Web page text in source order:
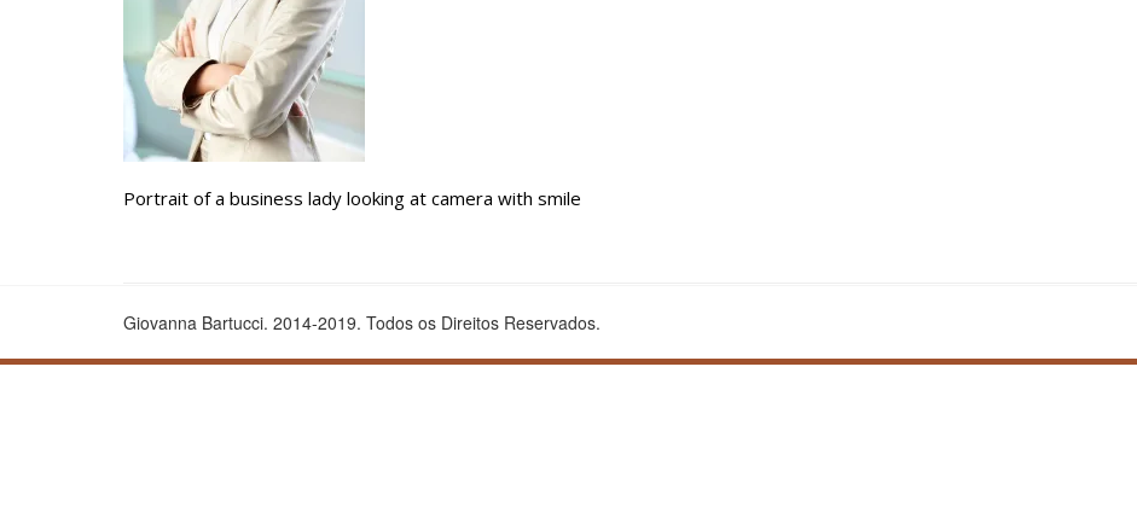
Portrait of a business lady looking at camera with smile
Giovanna Bartucci. 2014-2019. Todos os Direitos Reservados.